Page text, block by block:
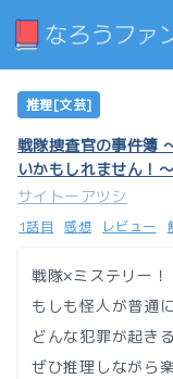
推理[文芸]
戦隊捜査官の事件簿
いかもしれません！〜
サイトーアツシ
1話目 感想 レビュー
戦隊×ミステリー！
もしも怪人が普通
どんな犯罪が起
ぜひ推理しながら